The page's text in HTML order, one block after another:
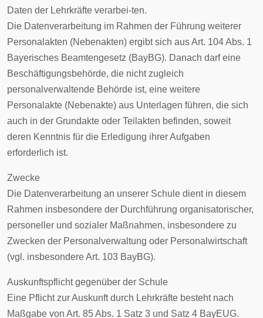
Daten der Lehrkräfte verarbei-ten.
Die Datenverarbeitung im Rahmen der Führung weiterer
Personalakten (Nebenakten) ergibt sich aus Art. 104 Abs. 1
Bayerisches Beamtengesetz (BayBG). Danach darf eine
Beschäftigungsbehörde, die nicht zugleich
personalverwaltende Behörde ist, eine weitere
Personalakte (Nebenakte) aus Unterlagen führen, die sich
auch in der Grundakte oder Teilakten befinden, soweit
deren Kenntnis für die Erledigung ihrer Aufgaben
erforderlich ist.
Zwecke
Die Datenverarbeitung an unserer Schule dient in diesem
Rahmen insbesondere der Durchführung organisatorischer,
personeller und sozialer Maßnahmen, insbesondere zu
Zwecken der Personalverwaltung oder Personalwirtschaft
(vgl. insbesondere Art. 103 BayBG).
Auskunftspflicht gegenüber der Schule
Eine Pflicht zur Auskunft durch Lehrkräfte besteht nach
Maßgabe von Art. 85 Abs. 1 Satz 3 und Satz 4 BayEUG.